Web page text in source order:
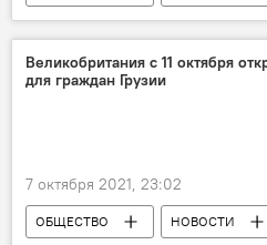
Ираклий Петриашвили
Объединение профсоюзов Грузии
Великобритания с 11 октября
для граждан Грузии
7 октября 2021, 23:02
ОБЩЕСТВО НОВОСТИ